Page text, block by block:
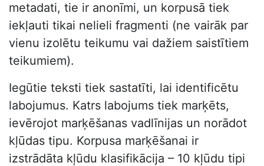
metadati, tie ir anonīmi, un korpusā tiek
iekļauti tikai nelieli fragmenti (ne vairāk par
vienu izolētu teikumu vai dažiem saistītiem
teikumiem).
Iegūtie teksti tiek sastatīti, lai identificētu
labojumus. Katrs labojums tiek marķēts,
ievērojot marķēšanas vadlīnijas un norādot
kļūdas tipu. Korpusa marķēšanai ir
izstrādāta kļūdu klasifikācija – 10 kļūdu tipi